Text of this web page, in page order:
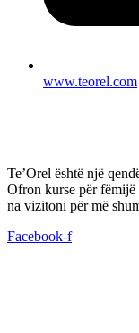
www.teorel.com
Te’Orel është një
Ofron kurse për fëmijë
na vizitoni për më
Facebook-f